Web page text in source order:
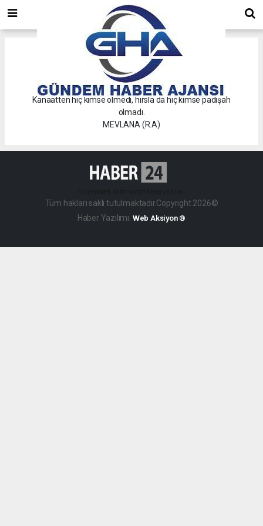
Günün özlü bir sözü.
Kanaatten hiç kimse ölmedi, hırsla da hiç kimse padişah
olmadı.
MEVLANA (R.A)
Tüm hakları saklı tutulmaktadır.Copyright 2026©
Haber Yazılımı: Web Aksiyon ®